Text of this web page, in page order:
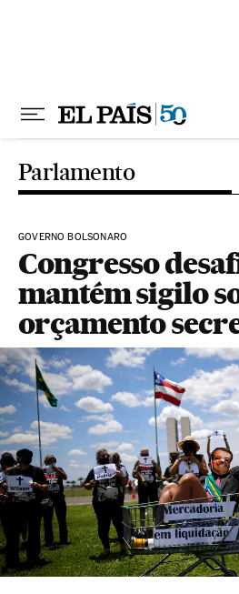
Parlamento
GOVERNO BOLSONARO
Congresso
mantém sigilo
orçamento